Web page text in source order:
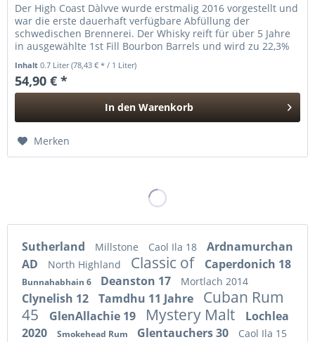
Der High Coast Dàlvve wurde erstmalig 2016 vorgestellt und
war die erste dauerhaft verfügbare Abfüllung der
schwedischen Brennerei. Der Whisky reift für über 5 Jahre
in ausgewählte 1st Fill Bourbon Barrels und wird zu 22,3%
Inhalt0.7 Liter(78,43 € * / 1 Liter)
54,90 € *
In den Warenkorb
Merken
Sutherland Millstone Caol Ila 18
Ardnamurchan
AD
North Highland Classic of Caperdonich 18
Bunnahabhain 6 Deanston 17 Mortlach 2014
Clynelish 12 Tamdhu 11 Jahre
Cuban Rum
45
GlenAllachie 19 Mystery Malt
Lochlea
2020
Smokehead Rum Glentauchers 30 Caol Ila 15